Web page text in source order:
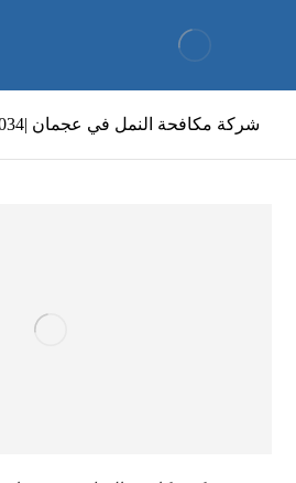
شركة مكافحة النمل في عجمان |0568950034| النمل الاسود